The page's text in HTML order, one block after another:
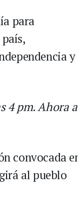
para
y
4 pm. Ahora a
convocada
al pueblo